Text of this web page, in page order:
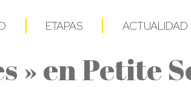
ETAPAS ACTUALIDAD
» en Petite